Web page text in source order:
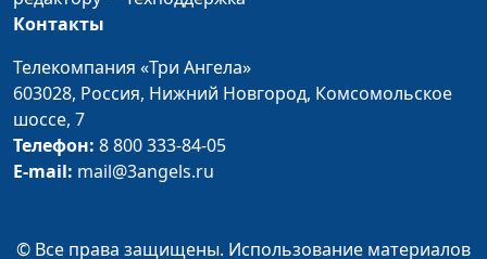
Самооценка: как найти
золотую середину?
психолог, семейный
Синдром
эмоционального
Контакты
Телекомпания «Три Ангела»
603028, Россия, Нижний Новгород, Комсомольское
шоссе, 7
Телефон: 8 800 333-84-05
E-mail: mail@3angels.ru
© Все права защищены. Использование материалов